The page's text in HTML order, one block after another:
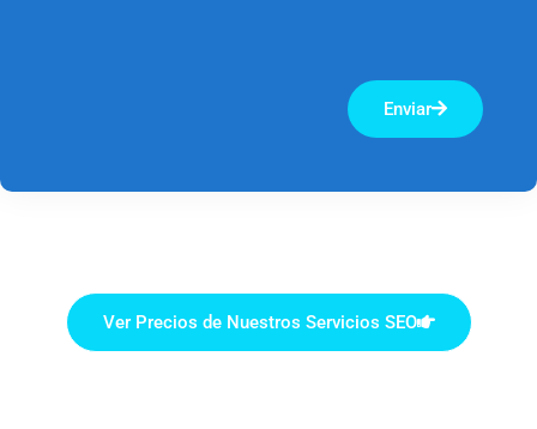
Enviar
Ver Precios de Nuestros Servicios SEO